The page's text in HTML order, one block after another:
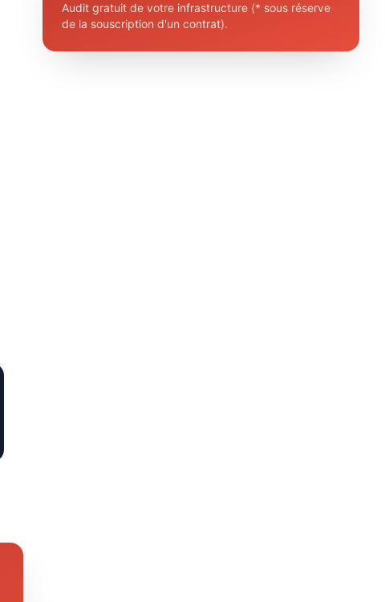
Audit gratuit de votre infrastructure (* sous réserve
de la souscription d'un contrat).